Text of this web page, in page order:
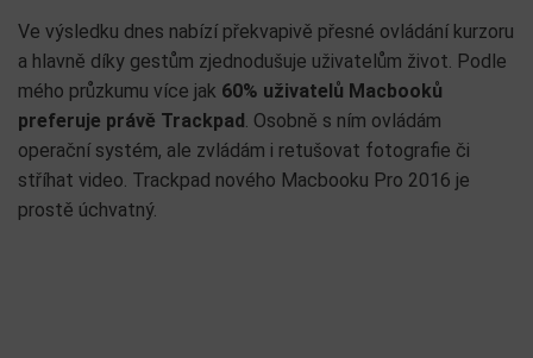
Ve výsledku dnes nabízí překvapivě přesné ovládání kurzoru
a hlavně díky gestům zjednodušuje uživatelům život. Podle
mého průzkumu více jak 60% uživatelů Macbooků
preferuje právě Trackpad. Osobně s ním ovládám
operační systém, ale zvládám i retušovat fotografie či
stříhat video. Trackpad nového Macbooku Pro 2016 je
prostě úchvatný.